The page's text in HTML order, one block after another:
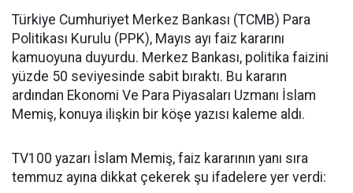
Türkiye Cumhuriyet Merkez Bankası (TCMB) Para
Politikası Kurulu (PPK), Mayıs ayı faiz kararını
kamuoyuna duyurdu. Merkez Bankası, politika faizini
yüzde 50 seviyesinde sabit bıraktı. Bu kararın
ardından Ekonomi Ve Para Piyasaları Uzmanı İslam
Memiş, konuya ilişkin bir köşe yazısı kaleme aldı.
TV100 yazarı İslam Memiş, faiz kararının yanı sıra
temmuz ayına dikkat çekerek şu ifadelere yer verdi: